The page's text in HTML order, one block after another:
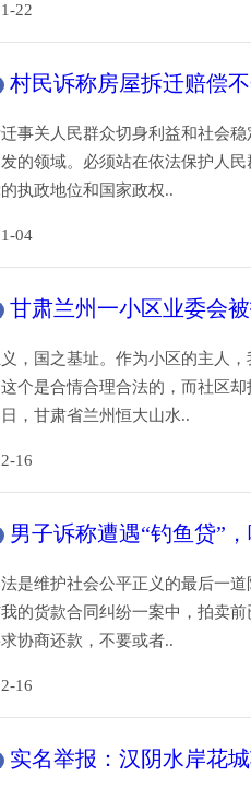
01-22
村民诉称房屋拆迁赔偿
事关人民群众切身利益和社会
的领域。必须站在依法保护人民
执政地位和国家政权..
01-04
甘肃兰州一小区业委会
，国之基址。作为小区的主人
个是合情合理合法的，而社区
，甘肃省兰州恒大山水..
12-16
男子诉称遭遇“钓鱼贷”
是维护社会公平正义的最后一
的货款合同纠纷一案中，拍卖
求协商还款，不要或者..
12-16
实名举报：汉阴水岸花